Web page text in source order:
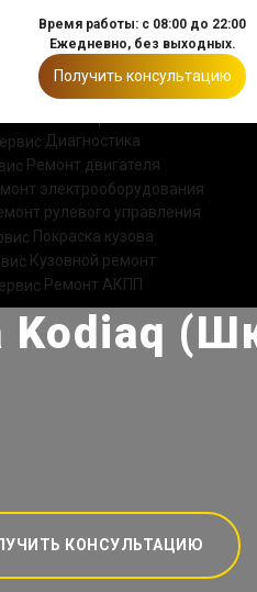
Время работы: с 08:00 до 22:00
Ежедневно, без выходных.
Получить консультацию
Диагностика
Ремонт двигателя
электрооборудования
рулевого управления
Покраска кузова
Кузовной ремонт
Ремонт АКПП
Kodiaq
КОНСУЛЬТАЦИЮ